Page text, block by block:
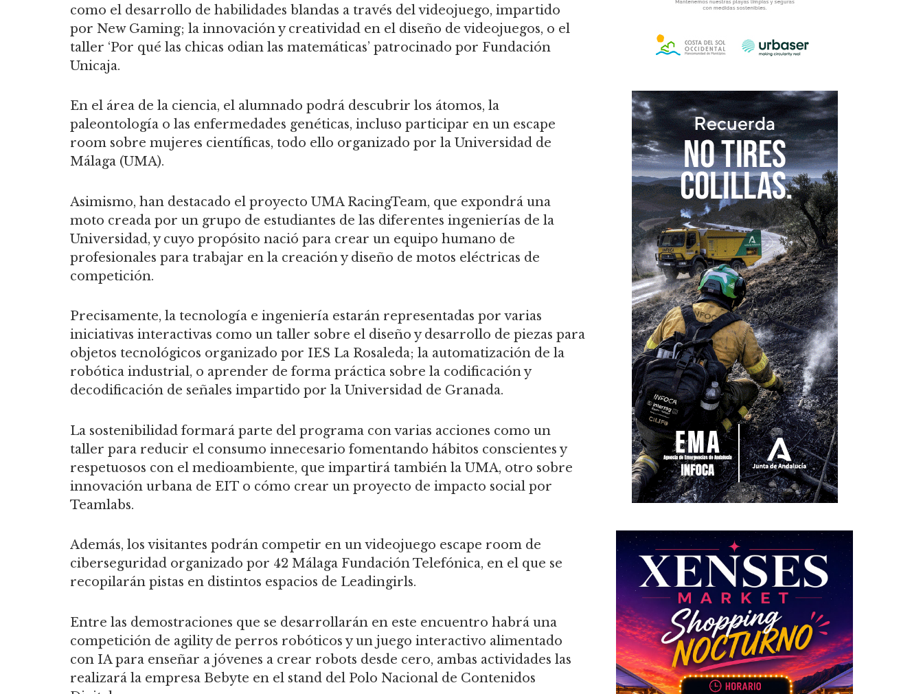
como el desarrollo de habilidades blandas a través del videojuego, impartido
por New Gaming; la innovación y creatividad en el diseño de videojuegos, o el
taller ‘Por qué las chicas odian las matemáticas’ patrocinado por Fundación
Unicaja.
En el área de la ciencia, el alumnado podrá descubrir los átomos, la
paleontología o las enfermedades genéticas, incluso participar en un escape
room sobre mujeres científicas, todo ello organizado por la Universidad de
Málaga (UMA).
Asimismo, han destacado el proyecto UMA RacingTeam, que expondrá una
moto creada por un grupo de estudiantes de las diferentes ingenierías de la
Universidad, y cuyo propósito nació para crear un equipo humano de
profesionales para trabajar en la creación y diseño de motos eléctricas de
competición.
Precisamente, la tecnología e ingeniería estarán representadas por varias
iniciativas interactivas como un taller sobre el diseño y desarrollo de piezas para
objetos tecnológicos organizado por IES La Rosaleda; la automatización de la
robótica industrial, o aprender de forma práctica sobre la codificación y
decodificación de señales impartido por la Universidad de Granada.
La sostenibilidad formará parte del programa con varias acciones como un
taller para reducir el consumo innecesario fomentando hábitos conscientes y
respetuosos con el medioambiente, que impartirá también la UMA, otro sobre
innovación urbana de EIT o cómo crear un proyecto de impacto social por
Teamlabs.
Además, los visitantes podrán competir en un videojuego escape room de
ciberseguridad organizado por 42 Málaga Fundación Telefónica, en el que se
recopilarán pistas en distintos espacios de Leadingirls.
Entre las demostraciones que se desarrollarán en este encuentro habrá una
competición de agility de perros robóticos y un juego interactivo alimentado
con IA para enseñar a jóvenes a crear robots desde cero, ambas actividades las
realizará la empresa Bebyte en el stand del Polo Nacional de Contenidos